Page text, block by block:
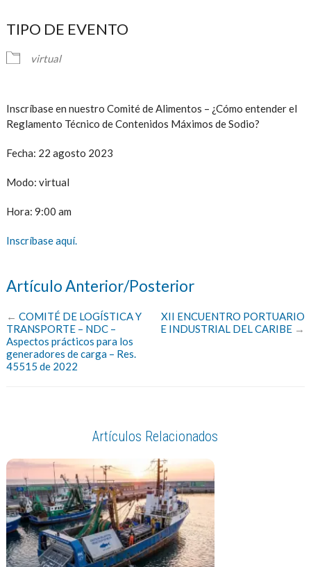
TIPO DE EVENTO
virtual
Inscríbase en nuestro Comité de Alimentos – ¿Cómo entender el
Reglamento Técnico de Contenidos Máximos de Sodio?
Fecha: 22 agosto 2023
Modo: virtual
Hora: 9:00 am
Inscríbase aquí.
Artículo Anterior/Posterior
← COMITÉ DE LOGÍSTICA Y
TRANSPORTE – NDC –
Aspectos prácticos para los
generadores de carga – Res.
45515 de 2022
XII ENCUENTRO PORTUARIO
E INDUSTRIAL DEL CARIBE →
Artículos Relacionados